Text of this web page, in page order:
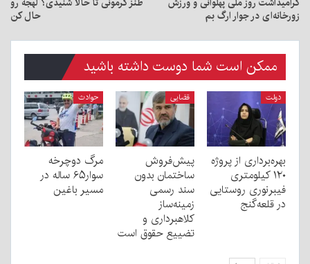
زورخانه‌ای در جوار ارگ بم حال کن
ممکن است شما دوست داشته باشید
دولت
بهره‌برداری از پروژه
۱۲۰ کیلومتری
فیبرنوری روستایی
در قلعه‌گنج
قضایی
پیش‌فروش
ساختمان بدون
سند رسمی
زمینه‌ساز
کلاهبرداری و
تضییع حقوق است
حوادث
مرگ دوچرخه
سوار۶۵ ساله در
مسیر باغین